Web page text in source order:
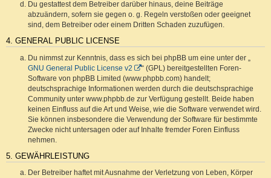
Du gestattest dem Betreiber darüber hinaus, deine Beiträge
abzuändern, sofern sie gegen o. g. Regeln verstoßen oder geeignet
sind, dem Betreiber oder einem Dritten Schaden zuzufügen.
4. GENERAL PUBLIC LICENSE
Du nimmst zur Kenntnis, dass es sich bei phpBB um eine unter der „
GNU General Public License v2
“ (GPL) bereitgestellten Foren-
Software von phpBB Limited (www.phpbb.com) handelt;
deutschsprachige Informationen werden durch die deutschsprachige
Community unter www.phpbb.de zur Verfügung gestellt. Beide haben
keinen Einfluss auf die Art und Weise, wie die Software verwendet wird.
Sie können insbesondere die Verwendung der Software für bestimmte
Zwecke nicht untersagen oder auf Inhalte fremder Foren Einfluss
nehmen.
5. GEWÄHRLEISTUNG
Der Betreiber haftet mit Ausnahme der Verletzung von Leben, Körper